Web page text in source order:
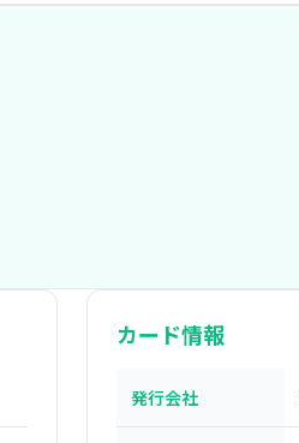
カード情報
発行会社